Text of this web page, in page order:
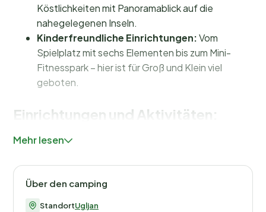
Köstlichkeiten mit Panoramablick auf die
nahegelegenen Inseln.
Kinderfreundliche Einrichtungen:Vom
Spielplatz mit sechs Elementen bis zum Mini-
Fitnesspark – hier ist für Groß und Klein viel
geboten.
Einrichtungen und Aktivitäten:
Abenteuer und Entspannung für alle
Abwechslung und Urlaubsspaß. Der
ist ein echtes Highlight – perfekt für eine erfrischende
Runde im Wasser oder einen entspannten Nachmittag
Mehr lesen
Über den camping
StandortUgljan